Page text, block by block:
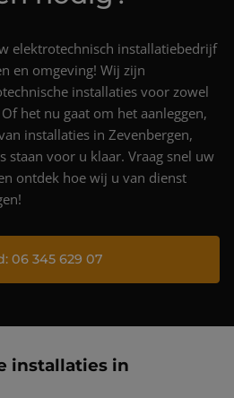
elektrotechnisch installatiebedrijf
en omgeving! Wij zijn
installaties voor zowel
het nu gaat om het aanleggen,
installaties in Zevenbergen,
staan voor u klaar. Vraag snel uw
ontdek hoe wij u van dienst
06 345 629 07
installaties in